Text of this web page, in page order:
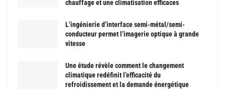
chauffage et une climatisation efficaces
L’ingénierie d’interface semi-métal/semi-
conducteur permet l’imagerie optique à grande
vitesse
Une étude révèle comment le changement
climatique redéfinit l’efficacité du
refroidissement et la demande énergétique